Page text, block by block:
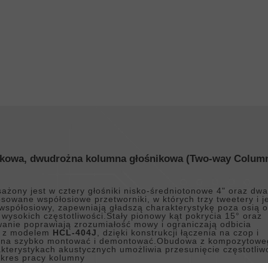
dwudrożna kolumna głośnikowa (Two-way
jest w cztery głośniki nisko-średniotonowe 4" oraz
współosiowe przetworniki, w których trzy tweetery i
zapewniają gładszą charakterystykę poza osią
częstotliwości.Stały pionowy kąt pokrycia 15° oraz
poprawiają zrozumiałość mowy i ograniczają odbicia
z modelem HCL-404J
, dzięki konstrukcji łączenia na czop i
szybko montować i demontować.Obudowa z
akustycznych umożliwia przesunięcie
pracy kolumny